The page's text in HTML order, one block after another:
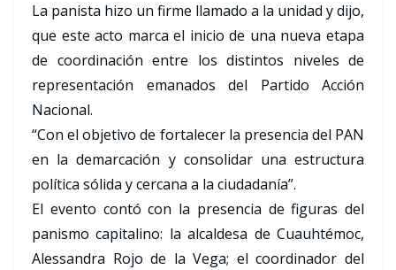
La panista hizo un firme llamado a la unidad y dijo,
que este acto marca el inicio de una nueva etapa
de coordinación entre los distintos niveles de
representación emanados del Partido Acción
Nacional.
“Con el objetivo de fortalecer la presencia del PAN
en la demarcación y consolidar una estructura
política sólida y cercana a la ciudadanía”.
El evento contó con la presencia de figuras del
panismo capitalino: la alcaldesa de Cuauhtémoc,
Alessandra Rojo de la Vega; el coordinador del